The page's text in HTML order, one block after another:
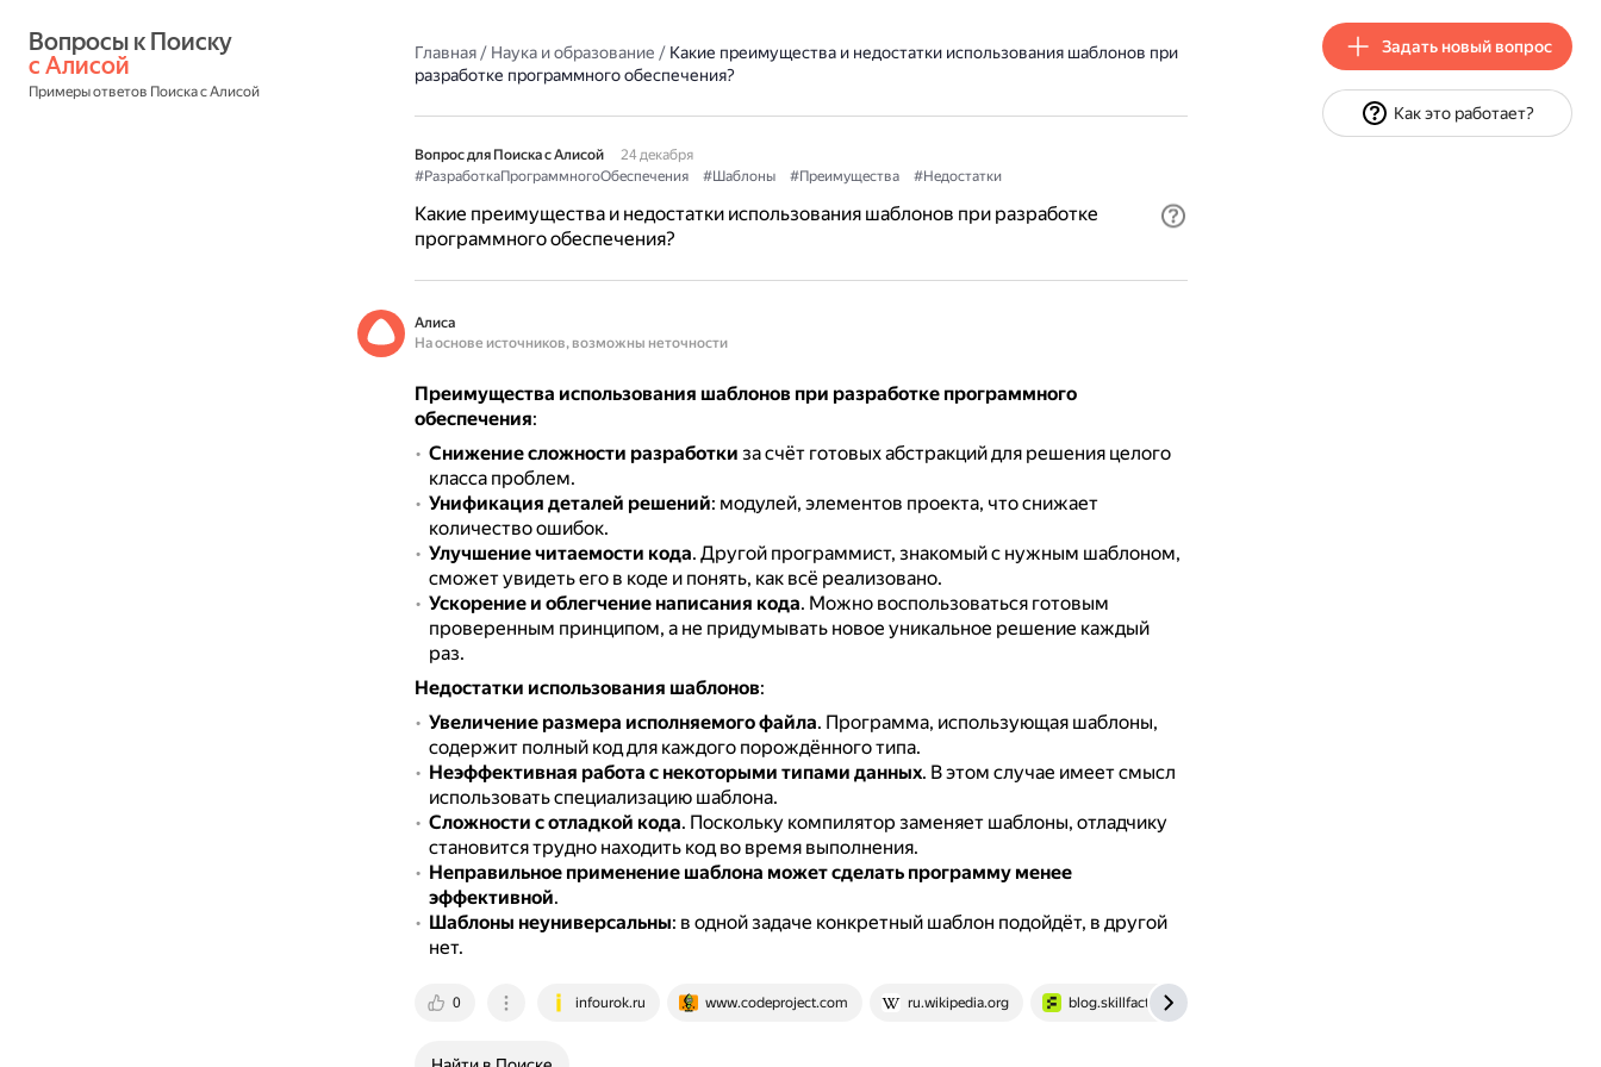
с Алисой
Примеры ответов Поиска с Алисой
Главная/ Наука и образование / Какие преимущества и недостатки использования шаблонов при
разработке программного обеспечения?
Вопрос для Поиска с Алисой
24 декабря
#РазработкаПрограммногоОбеспечения
#Шаблоны #Преимущества #Недостатки
Какие преимущества и недостатки использования шаблонов при разработке
программного обеспечения?
Алиса
На основе источников, возможны неточности
Преимущества использования шаблонов при разработке программного
обеспечения:
Снижение сложности разработки за счёт готовых абстракций для решения целого
класса проблем.
Унификация деталей решений: модулей, элементов проекта, что снижает
количество ошибок.
Улучшение читаемости кода. Другой программист, знакомый с нужным шаблоном,
сможет увидеть его в коде и понять, как всё реализовано.
Ускорение и облегчение написания кода. Можно воспользоваться готовым
проверенным принципом, а не придумывать новое уникальное решение каждый
раз.
Недостатки использования шаблонов:
Увеличение размера исполняемого файла. Программа, использующая шаблоны,
содержит полный код для каждого порождённого типа.
Неэффективная работа с некоторыми типами данных. В этом случае имеет смысл
использовать специализацию шаблона.
Сложности с отладкой кода. Поскольку компилятор заменяет шаблоны, отладчику
становится трудно находить код во время выполнения.
Неправильное применение шаблона может сделать программу менее
эффективной.
Шаблоны неуниверсальны: в одной задаче конкретный шаблон подойдёт, в другой
нет.
0 infourok.ru www.codeproject.com ru.wikipedia.org blog.skillfactory.ru
Задать новый вопрос
Как это работает?